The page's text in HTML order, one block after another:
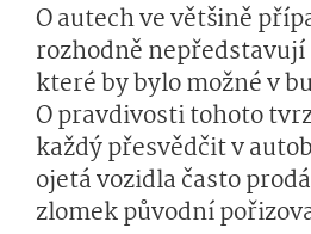
O autech ve většině
rozhodně
které by bylo možné v
O pravdivosti tohoto
každý přesvědčit v
ojetá vozidla často
zlomek původní